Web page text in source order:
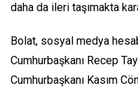
daha da ileri taşımakta
Bolat, sosyal medya
Cumhurbaşkanı Recep
Cumhurbaşkanı Kasım